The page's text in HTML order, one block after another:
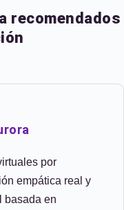
recomendados
por
empática real y
basada en